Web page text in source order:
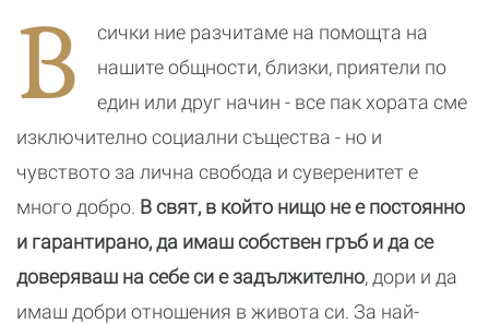
В
сички ние разчитаме на помощта на
нашите общности, близки, приятели по
един или друг начин - все пак хората сме
изключително социални същества - но и
чувството за лична свобода и суверенитет е
много добро. В свят, в който нищо не е постоянно
и гарантирано, да имаш собствен гръб и да се
доверяваш на себе си е задължително, дори и да
имаш добри отношения в живота си. За най-